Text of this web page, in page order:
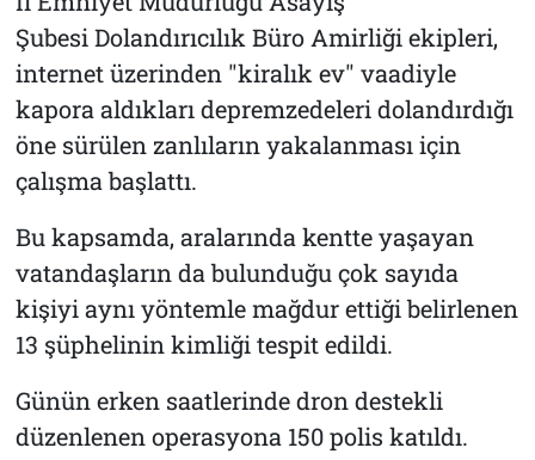
Şubesi Dolandırıcılık Büro Amirliği ekipleri,
internet üzerinden "kiralık ev" vaadiyle
kapora aldıkları depremzedeleri dolandırdığı
öne sürülen zanlıların yakalanması için
çalışma başlattı.
Bu kapsamda, aralarında kentte yaşayan
vatandaşların da bulunduğu çok sayıda
kişiyi aynı yöntemle mağdur ettiği belirlenen
13 şüphelinin kimliği tespit edildi.
Günün erken saatlerinde dron destekli
düzenlenen operasyona 150 polis katıldı.